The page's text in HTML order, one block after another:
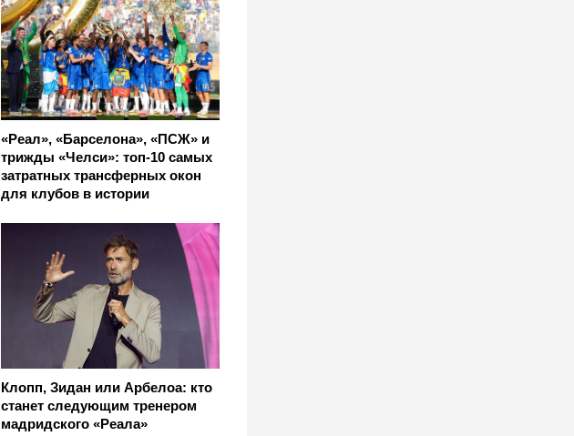
«Реал», «Барселона», «ПСЖ» и
трижды «Челси»: топ-10 самых
затратных трансферных окон
для клубов в истории
Клопп, Зидан или Арбелоа: кто
станет следующим тренером
мадридского «Реала»